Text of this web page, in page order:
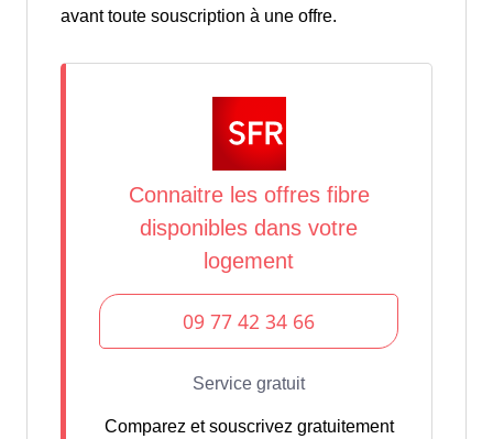
avant toute souscription à une offre.
Comparez et souscrivez gratuitement